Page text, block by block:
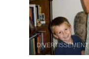
DIVERTISSEMENT